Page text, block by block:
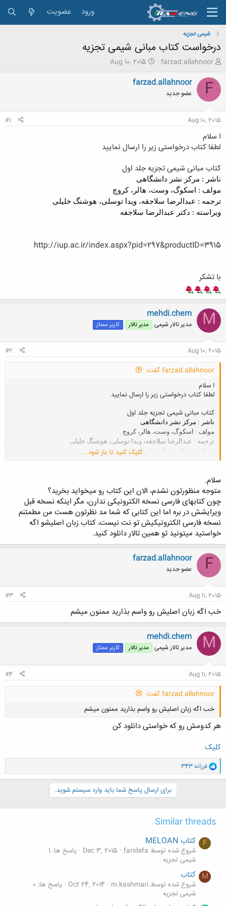
ورود عضویت
شیمی تجزیه
درخواست کتاب مبانی شیمی تجزیه
ش
و
ع
ک
ه
م
و
و
ع
farzad.allahnoor
ت
ر
Aug 10, 2015
F
farzad.allahnoor
عضو جدید
Aug 10, 2015
#1
ا سلام
لطفا کتاب درخواستی زیر را ارسال نمایید
کتاب مبانی شیمی تجزیه جلد اول
ناشر : مركز نشر دانشگاهی
مولف : اسكوگ، وست، هالر، كروچ
ترجمه : عبدالرضا سلاجقه، ویدا توسلی، هوشنگ خلیلی
ویراسته : دكتر عبدالرضا سلاجقه
http://iup.ac.ir/index.aspx?pid=297&productID=3915
با تشکر
M
mehdi.chem
مدیر تالار شیمی مدیر تالار کاربر ممتاز
Aug 10, 2015
#2
farzad.allahnoor گفت:
ا سلام
لطفا کتاب درخواستی زیر را ارسال نمایید
کتاب مبانی شیمی تجزیه جلد اول
ناشر : مركز نشر دانشگاهی
مولف : اسكوگ، وست، هالر، كروچ
ترجمه : عبدالرضا سلاجقه، ویدا توسلی، هوشنگ خلیلی
ویراسته : دكتر عبدالرضا سلاجقه
http://iup.ac.ir/index.aspx?pid=297&productID=3915
با تشکر
کلیک کنید تا باز شود...
سلام.
متوجه منظورتون نشدم، الان این کتاب رو میخواید بخرید؟
چون کتابهای فارسی نسخه الکترونیکی ندارن، مگر اینکه نسخه قبل
ویرایشش در بره اما این کتابی که شما مد نظرتون هست من مطمئنم
نسخه فارسی الکترونیکیش تو نت نیست، کتاب زبان اصلیشو اگه
خواستید میتونید تو همین تالار دانلود کنید.
F
farzad.allahnoor
عضو جدید
Aug 11, 2015
#3
خب اگه زبان اصلیش رو واسم بذارید ممنون میشم
M
mehdi.chem
مدیر تالار شیمی مدیر تالار کاربر ممتاز
Aug 11, 2015
#4
farzad.allahnoor گفت:
خب اگه زبان اصلیش رو واسم بذارید ممنون میشم
کلیک کنید تا باز شود...
هر کدومش رو که خواستی دانلود کن
کلیک
و
ا
ک
:
فرزانه 343
برای ارسال پاسخ شما باید وارد سیستم شوید.
Similar threads
F کتاب MELOAN
شروع شده توسط faridefa Dec 3, 2015
پاسخ ها: 1
شیمی تجزیه
M کتاب
شروع شده توسط m.kashmari Oct 24, 2014
پاسخ ها: 0
شیمی تجزیه